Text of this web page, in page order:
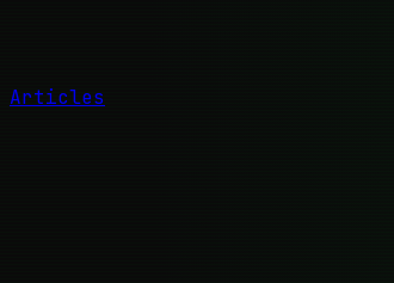
Articles